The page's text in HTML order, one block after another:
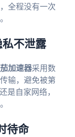
全程没有一次
不泄露
加速器采用数
输，避免被第
是自家网络，
待命